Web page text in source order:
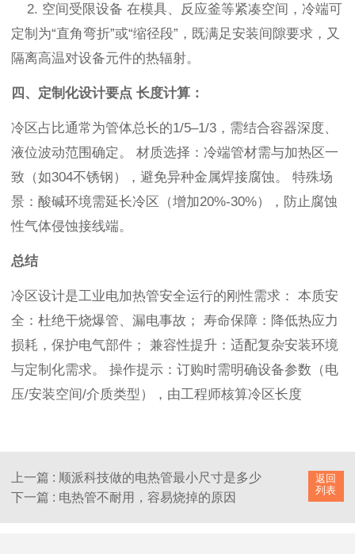
2. 空间受限设备 在模具、反应釜等紧凑空间，冷端可
定制为“直角弯折”或“缩径段”，既满足安装间隙要求，又
隔离高温对设备元件的热辐射。
四、定制化设计要点 长度计算：
冷区占比通常为管体总长的1/5–1/3，需结合容器深度、
液位波动范围确定。 材质选择：冷端管材需与加热区一
致（如304不锈钢），避免异种金属焊接腐蚀。 特殊场
景：酸碱环境需延长冷区（增加20%-30%），防止腐蚀
性气体侵蚀接线端。
总结
冷区设计是工业电加热管安全运行的刚性需求： 本质安
全：杜绝干烧爆管、漏电事故； 寿命保障：降低热应力
损耗，保护电气部件； 兼容性提升：适配复杂安装环境
与定制化需求。 操作提示：订购时需明确设备参数（电
压/安装空间/介质类型），由工程师核算冷区长度
返回
列表
上一篇 : 顺派科技做的电热管最小尺寸是多少
下一篇 : 电热管不耐用，容易烧掉的原因